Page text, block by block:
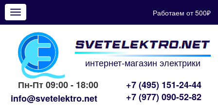
Показать
меню
Работаем от 500₽
интернет-магазин электрики
Пн-Пт 09:00 - 18:00
info@svetelektro.net
+7 (495) 151-24-44
+7 (977) 090-52-82